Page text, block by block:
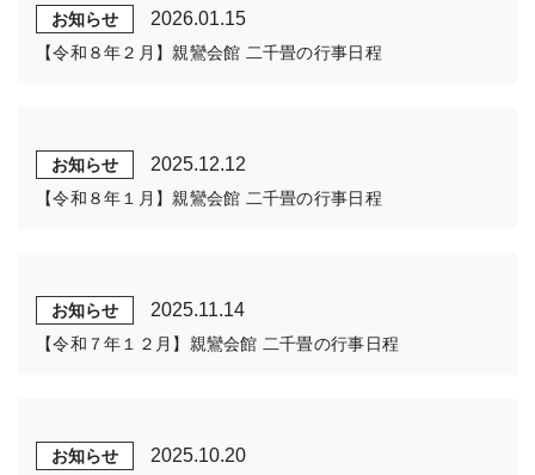
お知らせ 2026.01.15
【令和８年２月】親鸞会館 二千畳の行事日程
お知らせ 2025.12.12
【令和８年１月】親鸞会館 二千畳の行事日程
お知らせ 2025.11.14
【令和７年１２月】親鸞会館 二千畳の行事日程
お知らせ 2025.10.20